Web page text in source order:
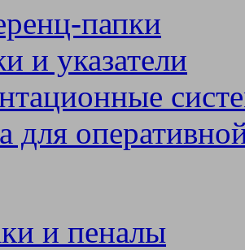
папки
и указатели
для
и пеналы